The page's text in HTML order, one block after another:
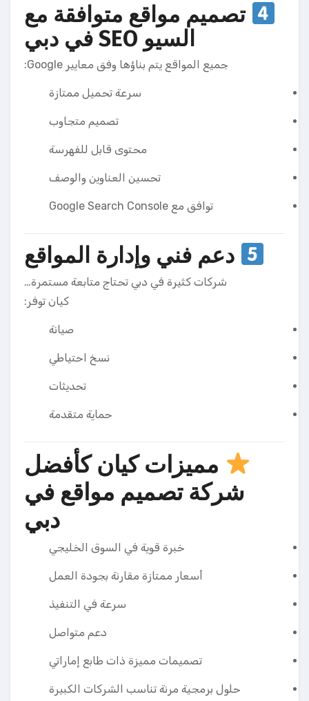
تصميم مواقع متوافقة مع
السيو SEO في دبي
جميع المواقع يتم بناؤها وفق معايير Google:
سرعة تحميل ممتازة
تصميم متجاوب
محتوى قابل للفهرسة
تحسين العناوين والوصف
توافق مع Google Search Console
دعم فني وإدارة المواقع
شركات كثيرة في دبي تحتاج متابعة مستمرة…
كيان توفر:
صيانة
نسخ احتياطي
تحديثات
حماية متقدمة
مميزات كيان كأفضل
شركة تصميم مواقع في
دبي
خبرة قوية في السوق الخليجي
أسعار ممتازة مقارنة بجودة العمل
سرعة في التنفيذ
دعم متواصل
تصميمات مميزة ذات طابع إماراتي
حلول برمجية مرنة تناسب الشركات الكبيرة